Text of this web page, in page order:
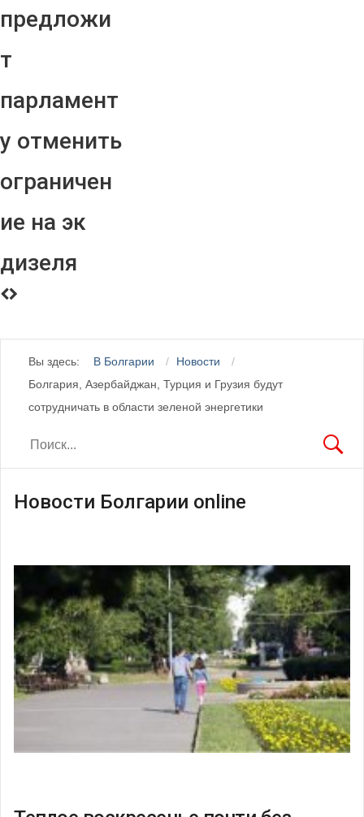
предложи
т
парламент
у отменить
ограничен
ие на эк
дизеля
Вы здесь: В Болгарии
Новости
Болгария, Азербайджан, Турция и Грузия будут
сотрудничать в области зеленой энергетики
Новости Болгарии online